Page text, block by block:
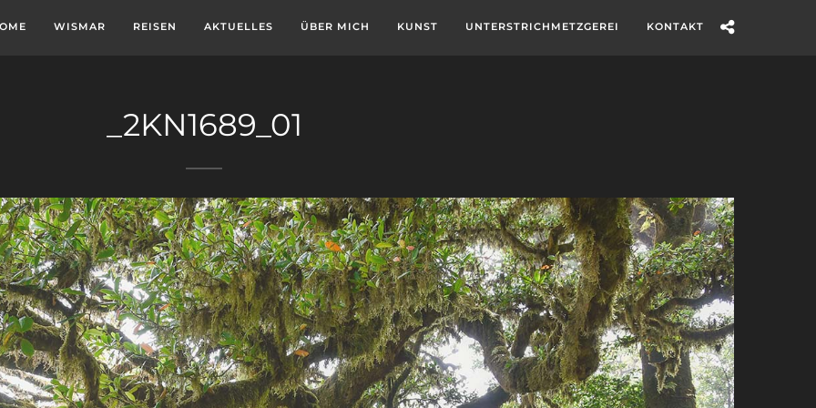
WISMAR REISEN AKTUELLES ÜBER MICH KUNST UNTERSTRICHMETZGEREI KONTAKT
_2KN1689_01